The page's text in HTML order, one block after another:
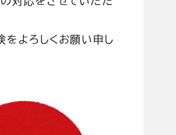
をよろしくお願い申し